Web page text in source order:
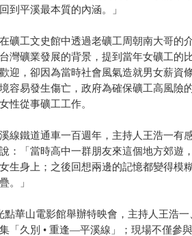
到平溪最本質的內涵。」
礦工文史館中透過老礦工周朝南大哥的
灣礦業發展的背景，提到當年女礦工的
迎，卻因為當時社會風氣造就男女薪資
容易發生傷亡，政府為確保礦工高風險
性從事礦工工作。
線鐵道通車一百週年，主持人王浩一有
：「當時高中一群朋友來這個地方郊遊
生身上；之後回想兩邊的記憶都變得模
。」
點華山電影館舉辦特映會，主持人王浩
「久別 • 重逢—平溪線」；現場不僅參